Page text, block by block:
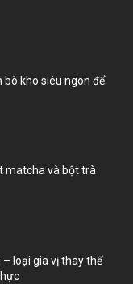
bò kho siêu ngon để
matcha và bột trà
loại gia vị thay thế